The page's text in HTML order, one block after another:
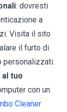
: dovresti
a
Visita il sito
il furto di
personalizzati.
tuo
con un
Cleaner